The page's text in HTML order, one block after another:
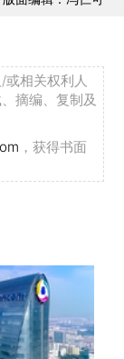
相关权利人
摘编、复制及
，获得书面